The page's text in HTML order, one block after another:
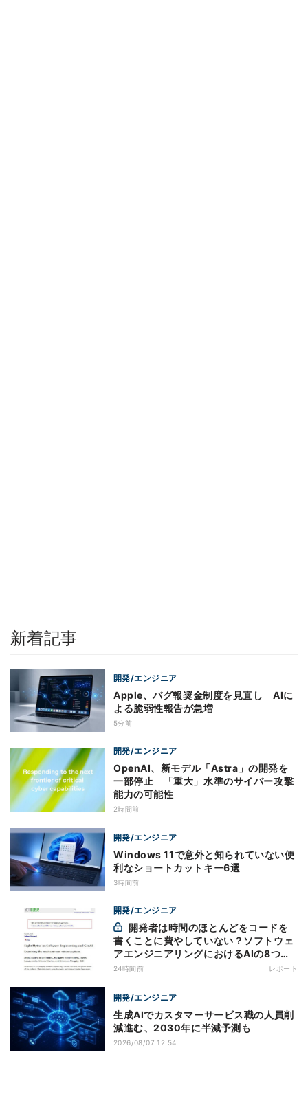
新着記事
開発/エンジニア
Apple、バグ報奨金制度を見直し AIに
よる脆弱性報告が急増
5分前
開発/エンジニア
OpenAI、新モデル「Astra」の開発を
一部停止 「重大」水準のサイバー攻撃
能力の可能性
2時間前
開発/エンジニア
Windows 11で意外と知られていない便
利なショートカットキー6選
3時間前
開発/エンジニア
書くことに費やしていない？ソフトウェ
アエンジニアリングにおけるAIの8つの
神話への賛否
24時間前 レポート
開発/エンジニア
生成AIでカスタマーサービス職の人員削
減進む、2030年に半減予測も
2026/08/07 12:54